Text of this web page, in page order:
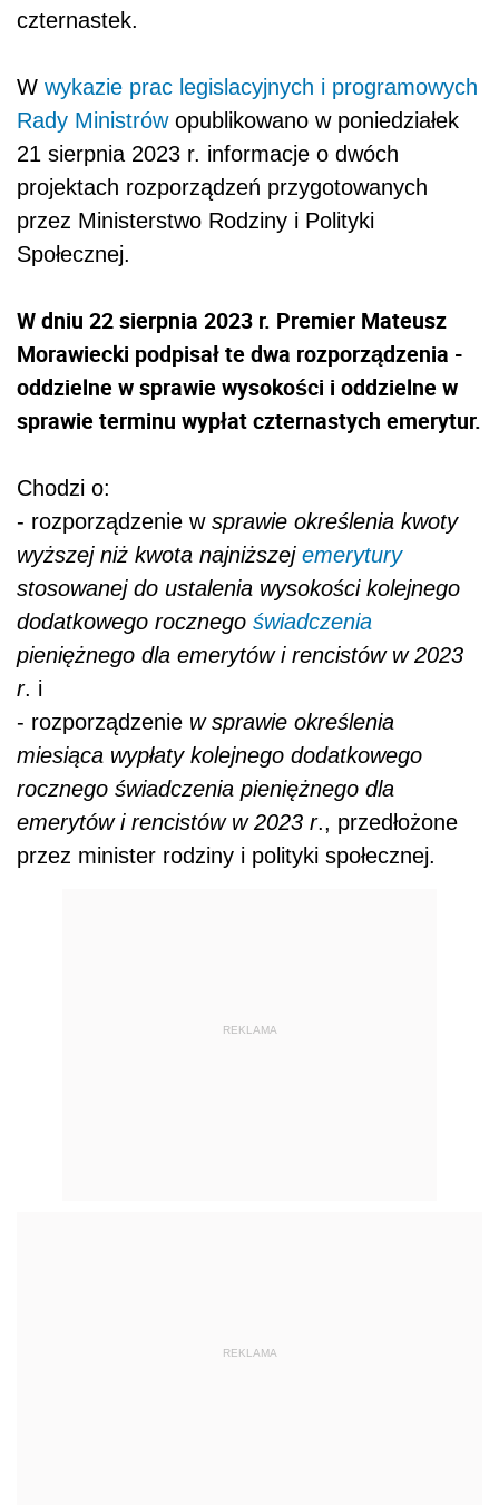
czternastek.
W wykazie prac legislacyjnych i programowych
Rady Ministrówopublikowano w poniedziałek
21 sierpnia 2023 r. informacje o dwóch
projektach rozporządzeń przygotowanych
przez Ministerstwo Rodziny i Polityki
Społecznej.
W dniu 22 sierpnia 2023 r. Premier Mateusz
Morawiecki podpisał te dwa rozporządzenia -
oddzielne w sprawie wysokości i oddzielne w
sprawie terminu wypłat czternastych emerytur.
Chodzi o:
- rozporządzenie wsprawie określenia kwoty
wyższej niż kwota najniższej emerytury
stosowanej do ustalenia wysokości kolejnego
dodatkowego rocznego świadczenia
pieniężnego dla emerytów i rencistów w 2023
r. i
- rozporządzenie w sprawie określenia
miesiąca wypłaty kolejnego dodatkowego
rocznego świadczenia pieniężnego dla
emerytów i rencistów w 2023 r., przedłożone
przez minister rodziny i polityki społecznej.
REKLAMA
REKLAMA